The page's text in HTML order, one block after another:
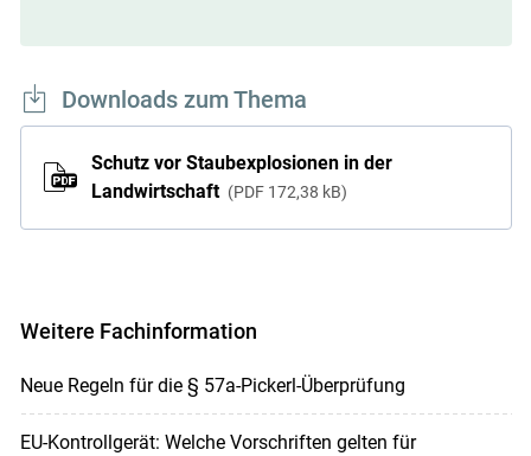
Downloads zum Thema
Schutz vor Staubexplosionen in der
Landwirtschaft
PDF 172,38 kB
Weitere Fachinformation
Neue Regeln für die § 57a-Pickerl-Überprüfung
EU-Kontrollgerät: Welche Vorschriften gelten für